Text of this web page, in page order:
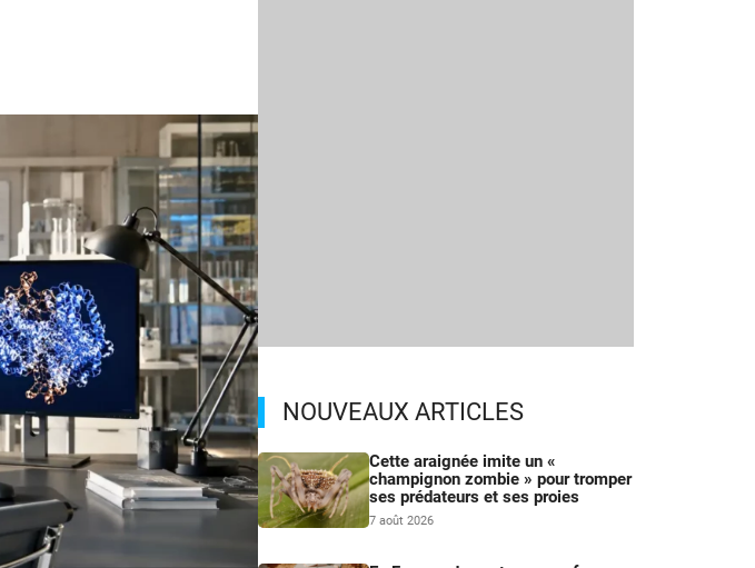
NOUVEAUX ARTICLES
Cette araignée imite un «
champignon zombie » pour tromper
ses prédateurs et ses proies
7 août 2026